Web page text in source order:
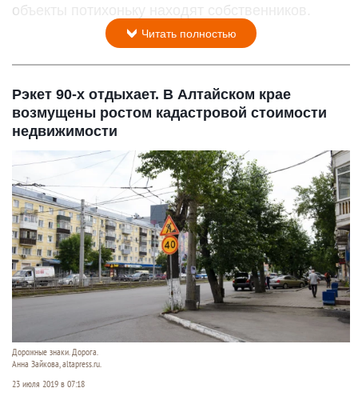
объекты потихоньку находят собственников.
Читать полностью
Рэкет 90-х отдыхает. В Алтайском крае
возмущены ростом кадастровой стоимости
недвижимости
Дорожные знаки. Дорога.
Анна Зайкова, altapress.ru.
23 июля 2019 в 07:18